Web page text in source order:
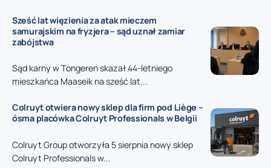
Sześć lat więzienia za atak mieczem
samurajskim na fryzjera – sąd uznał zamiar
zabójstwa
Sąd karny w Tongeren skazał 44-letniego
mieszkańca Maaseik na sześć lat...
Colruyt otwiera nowy sklep dla firm pod Liège –
ósma placówka Colruyt Professionals w Belgii
Colruyt Group otworzyła 5 sierpnia nowy sklep
Colruyt Professionals w...